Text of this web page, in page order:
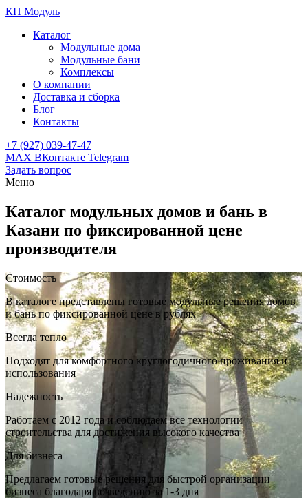
КП Модуль
Каталог
Модульные дома
Модульные бани
Комплексы
О компании
Доставка и сборка
Блог
Контакты
+7 (927) 039-47-47
MAX ВКонтакте Telegram
Задать вопрос
Меню
Каталог модульных домов и бань в
Казани по фиксированной цене
производителя
Стоимость
В каталоге представлены готовые модульные решения домов
и бань по фиксированной цене в рублях
Всегда тепло
Подходят для комфортного круглогодичного проживания и
использования
Надежность
Работаем с 2012 года и соблюдаем все технологии
строительства для достижения высокого качества
Для бизнеса
Предлагаем готовые решения для быстрой организации
бизнеса благодаря возведению за 1-3 дня